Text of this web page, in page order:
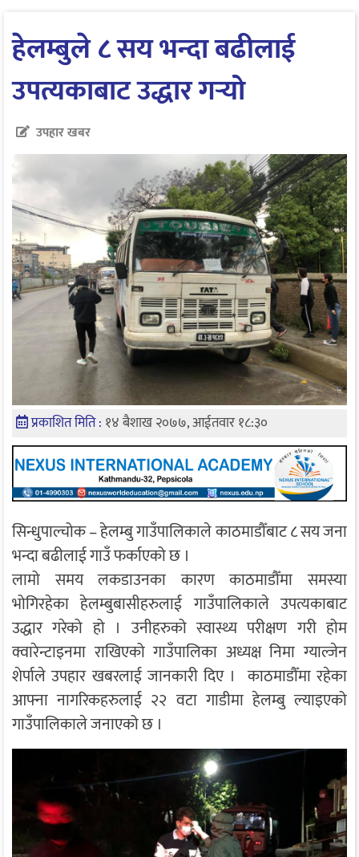
हेलम्बुले ८ सय भन्दा बढीलाई
उपत्यकाबाट उद्धार गर्‍यो
उपहार खबर
प्रकाशित मिति : १४ बैशाख २०७७, आईतवार १८:३०
सिन्धुपाल्चोक – हेलम्बु गाउँपालिकाले काठमाडौँबाट ८ सय जना
भन्दा बढीलाई गाउँ फर्काएको छ ।
लामो समय लकडाउनका कारण काठमाडौँमा समस्या
भोगिरहेका हेलम्बुबासीहरुलाई गाउँपालिकाले उपत्यकाबाट
उद्धार गरेको हो । उनीहरुको स्वास्थ्य परीक्षण गरी होम
क्वारेन्टाइनमा राखिएको गाउँपालिका अध्यक्ष निमा ग्याल्जेन
शेर्पाले उपहार खबरलाई जानकारी दिए । काठमाडौँमा रहेका
आफ्ना नागरिकहरुलाई २२ वटा गाडीमा हेलम्बु ल्याइएको
गाउँपालिकाले जनाएको छ ।